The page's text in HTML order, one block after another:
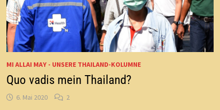
MI ALLAI MAY - UNSERE THAILAND-KOLUMNE
Quo vadis mein Thailand?
6. Mai 2020 2